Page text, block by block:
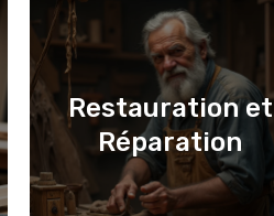
Restauration et
Réparation